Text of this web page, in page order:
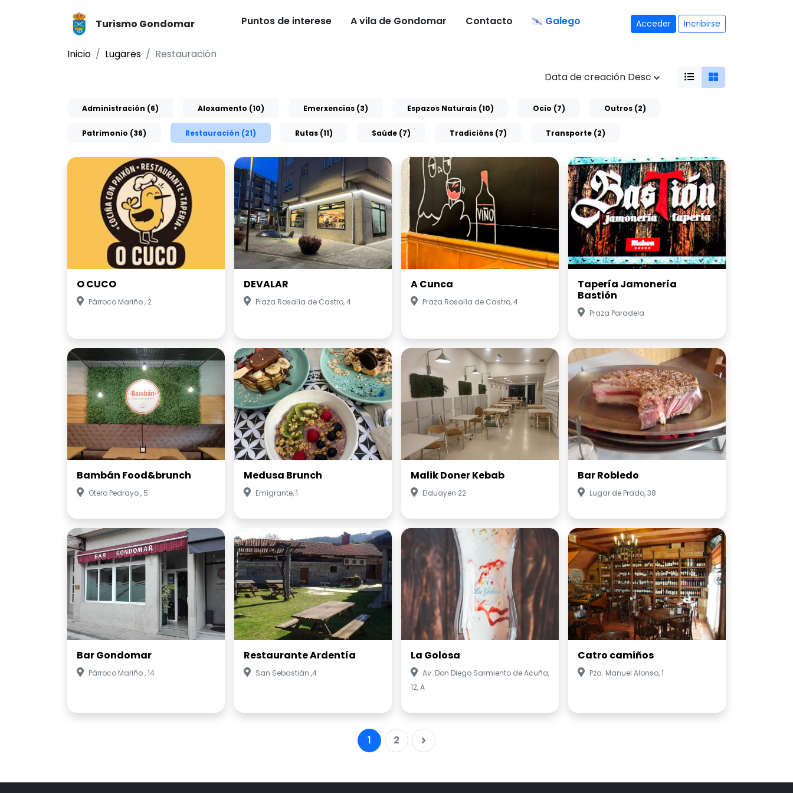
Turismo Gondomar Puntos de interese A vila de Gondomar Contacto Galego Acceder Incribirse
Inicio Lugares
Restauración
Data de creación Desc
Administración (6) Aloxamento (10) Emerxencias (3) Espazos Naturais (10) Ocio (7) Outros (2)
Patrimonio (36) Restauración (21) Rutas (11) Saúde (7) Tradicións (7) Transporte (2)
O CUCO
Párroco Mariño , 2
DEVALAR
Praza Rosalía de Castro, 4
A Cunca
Praza Rosalía de Castro, 4
Tapería Jamonería
Bastión
Praza Paradela
Bambán Food&brunch
Otero Pedrayo , 5
Medusa Brunch
Emigrante, 1
Malik Doner Kebab
Elduayen 22
Bar Robledo
Lugar de Prado, 38
Bar Gondomar
Párroco Mariño , 14
Restaurante Ardentía
San Sebastián ,4
La Golosa
Av. Don Diego Sarmiento de Acuña,
12, A
Catro camiños
Pza. Manuel Alonso, 1
1 2